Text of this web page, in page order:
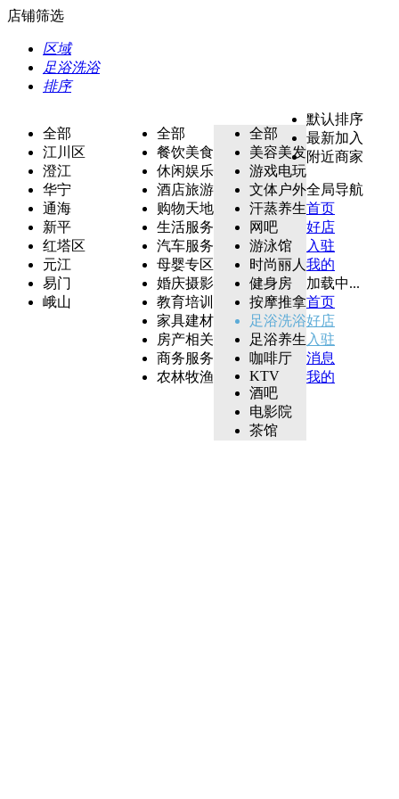
店铺筛选
区域
足浴洗浴
排序
全部
江川区
澄江
华宁
通海
新平
红塔区
元江
易门
峨山
全部
餐饮美食
休闲娱乐
酒店旅游
购物天地
生活服务
汽车服务
母婴专区
婚庆摄影
教育培训
家具建材
房产相关
商务服务
农林牧渔
全部
美容美发
游戏电玩
文体户外
汗蒸养生
网吧
游泳馆
时尚丽人
健身房
按摩推拿
足浴洗浴
足浴养生
咖啡厅
KTV
酒吧
电影院
茶馆
默认排序
最新加入
附近商家
全局导航
首页
好店
入驻
我的
加载中...
首页
好店
入驻
消息
我的